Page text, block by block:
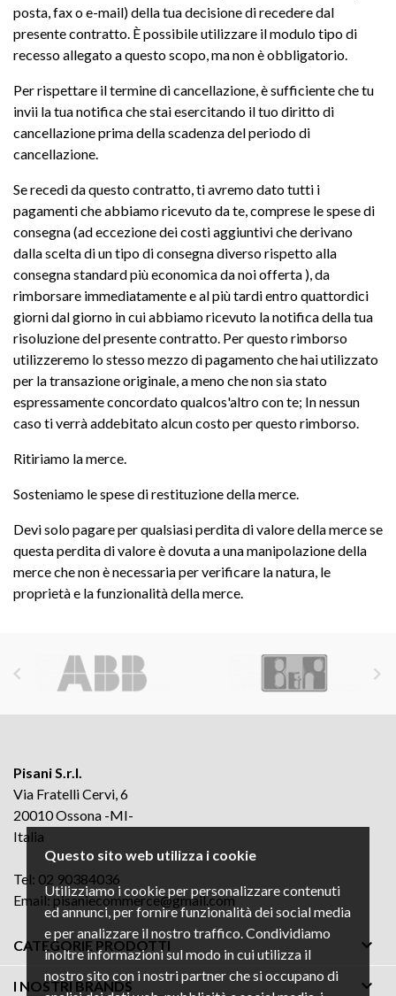
Questo sito web utilizza i cookie
Utilizziamo i cookie per personalizzare contenuti
ed annunci, per fornire funzionalità dei social media
e per analizzare il nostro traffico. Condividiamo
inoltre informazioni sul modo in cui utilizza il
nostro sito con i nostri partner che si occupano di
posta, fax o e-mail) della tua decisione di recedere dal
presente contratto. È possibile utilizzare il modulo tipo di
recesso allegato a questo scopo, ma non è obbligatorio.
Per rispettare il termine di cancellazione, è sufficiente che tu
invii la tua notifica che stai esercitando il tuo diritto di
cancellazione prima della scadenza del periodo di
cancellazione.
Se recedi da questo contratto, ti avremo dato tutti i
pagamenti che abbiamo ricevuto da te, comprese le spese di
consegna (ad eccezione dei costi aggiuntivi che derivano
dalla scelta di un tipo di consegna diverso rispetto alla
consegna standard più economica da noi offerta ), da
rimborsare immediatamente e al più tardi entro quattordici
giorni dal giorno in cui abbiamo ricevuto la notifica della tua
risoluzione del presente contratto. Per questo rimborso
utilizzeremo lo stesso mezzo di pagamento che hai utilizzato
per la transazione originale, a meno che non sia stato
espressamente concordato qualcos'altro con te; In nessun
caso ti verrà addebitato alcun costo per questo rimborso.
Ritiriamo la merce.
Sosteniamo le spese di restituzione della merce.
Devi solo pagare per qualsiasi perdita di valore della merce se
questa perdita di valore è dovuta a una manipolazione della
merce che non è necessaria per verificare la natura, le
proprietà e la funzionalità della merce.
 
Pisani S.r.l.
Via Fratelli Cervi, 6
20010 Ossona -MI-
Italia
Tel: 02 90384036
Email:pisaniecommerce@gmail.com
CATEGORIE PRODOTTI 
I NOSTRI BRANDS 